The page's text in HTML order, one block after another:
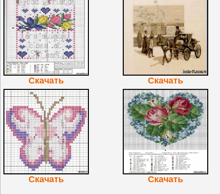
Скачать Скачать
Скачать Скачать